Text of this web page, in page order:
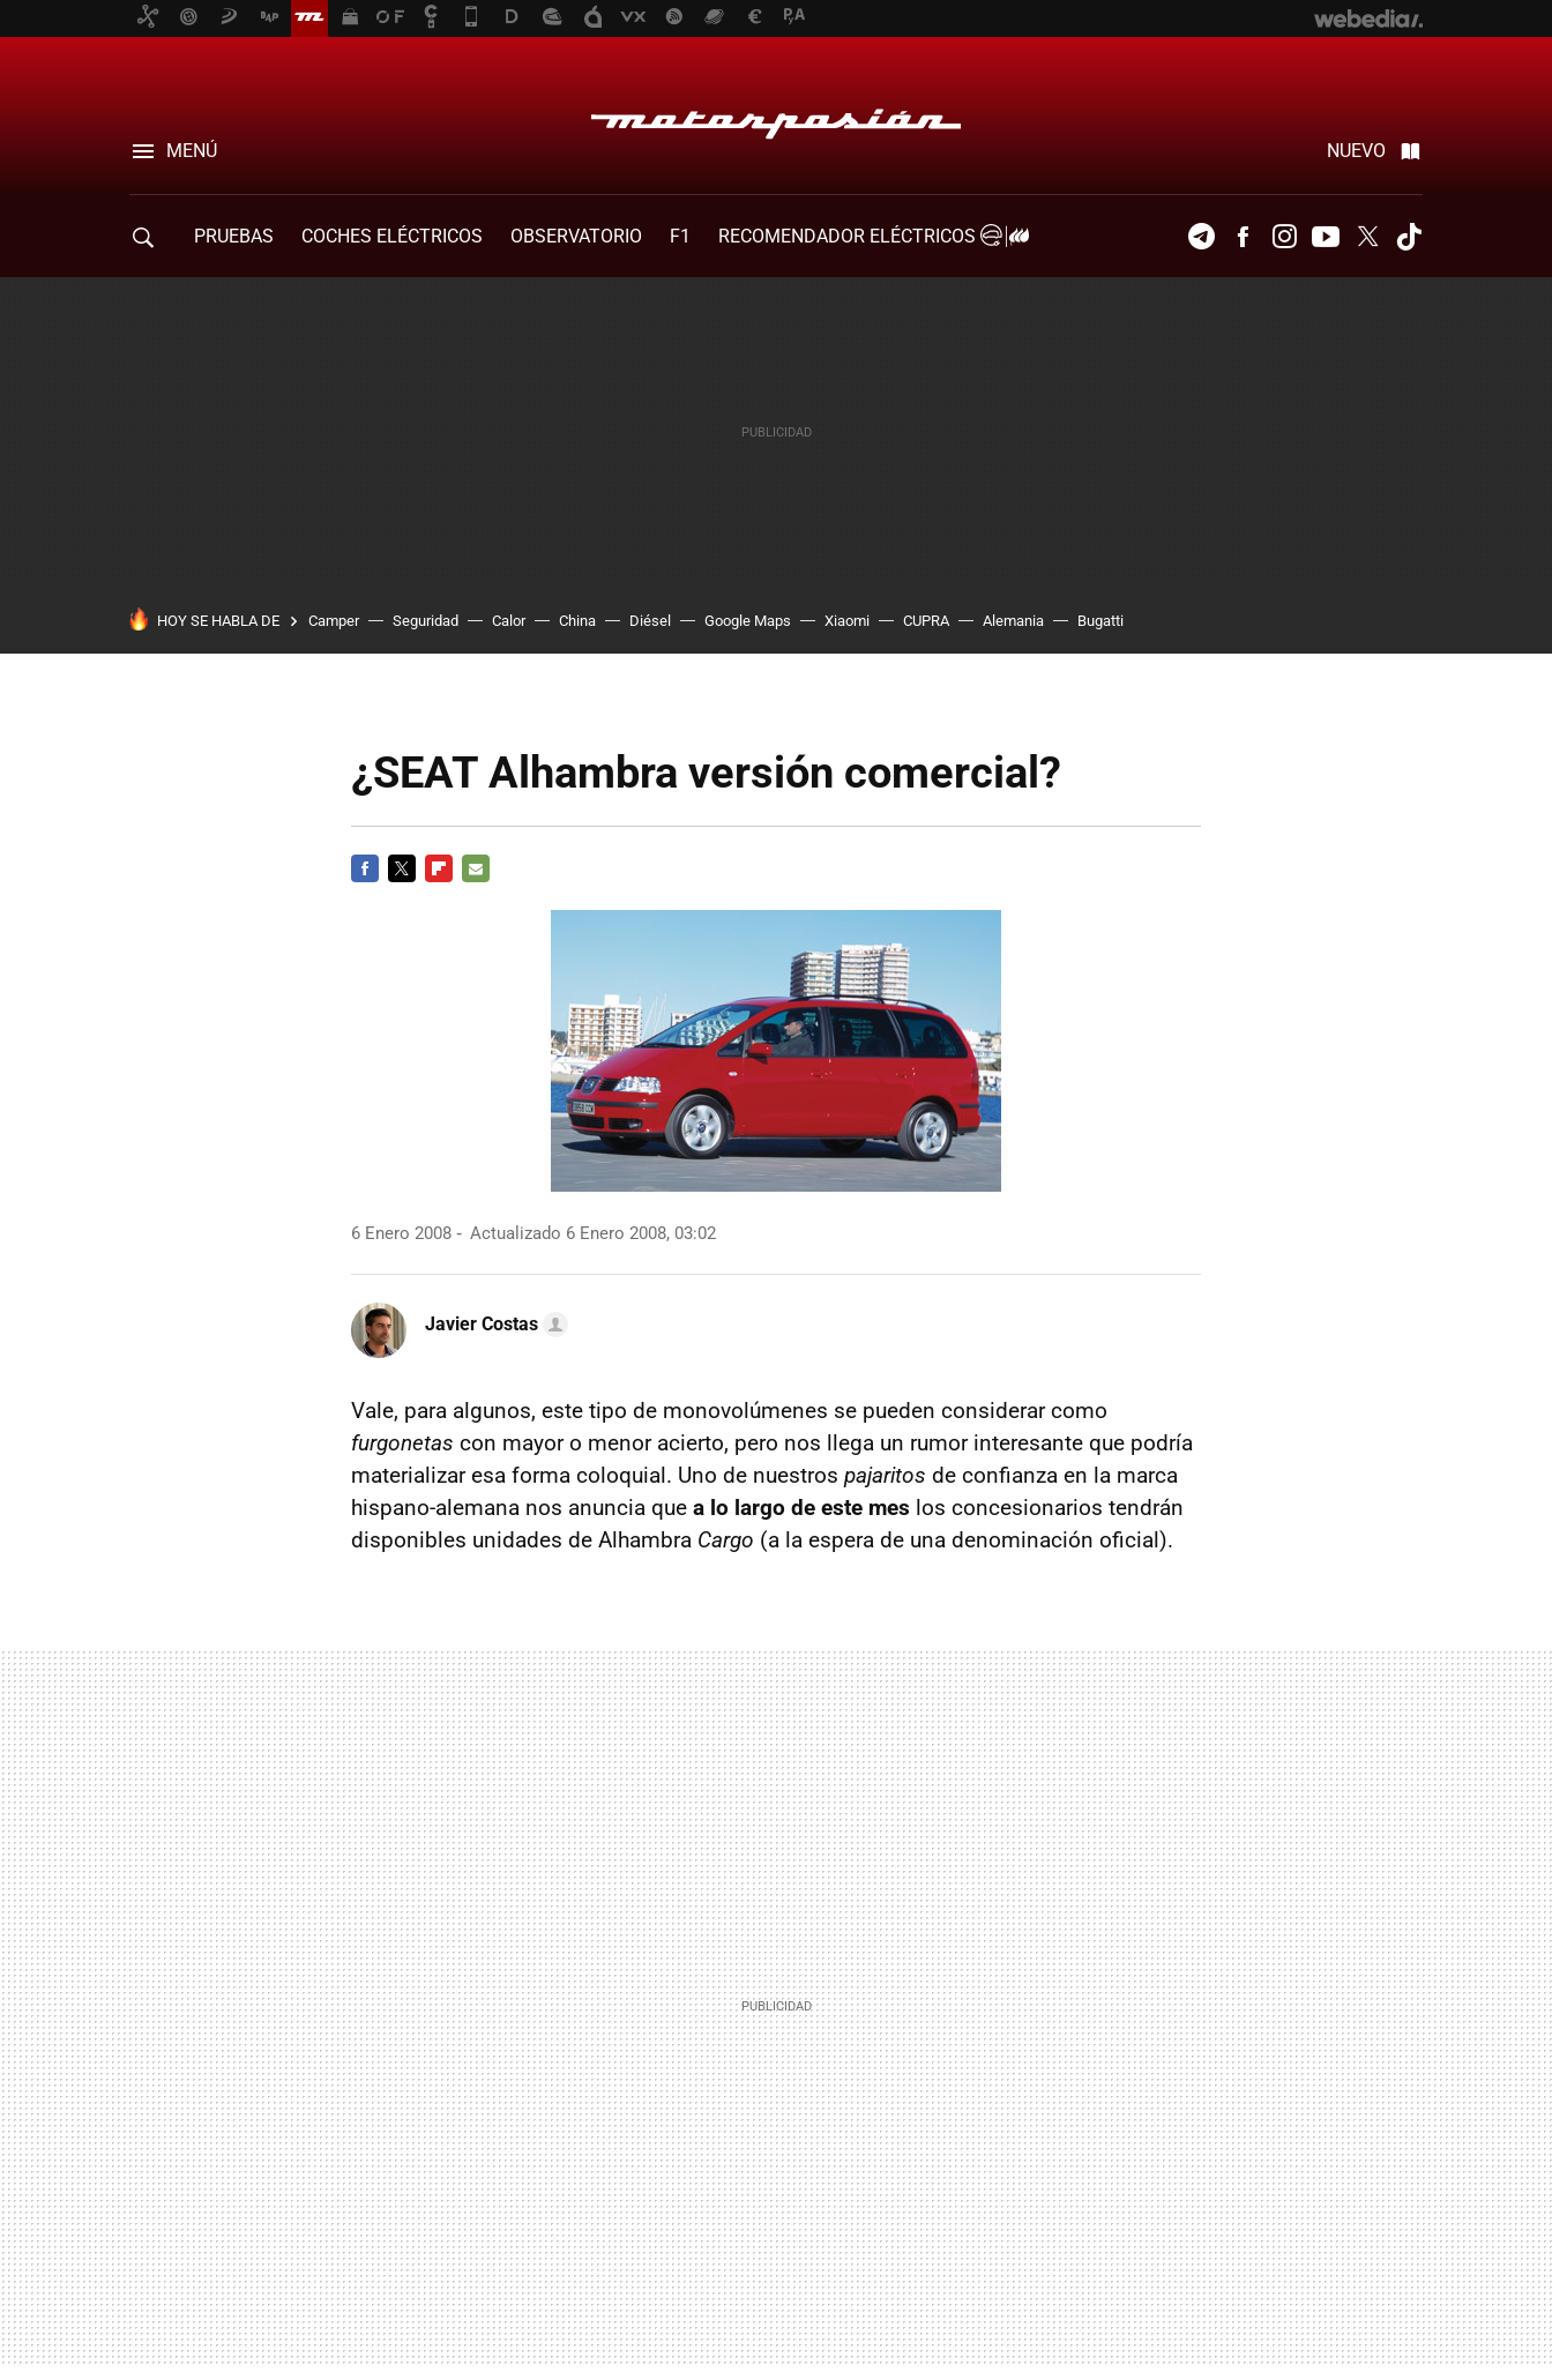
MENÚ NUEVO
PRUEBAS COCHES ELÉCTRICOS OBSERVATORIO F1
RECOMENDADOR ELÉCTRICOS
TelegramFacebookInstagramYoutubeTwitter
HOY SE HABLA DE Camper Seguridad Calor China Diésel Google Maps Xiaomi CUPRA Alemania Bugatti
¿SEAT Alhambra versión comercial?
6 Enero 2008 Actualizado 6 Enero 2008, 03:02
Javier Costas
Vale, para algunos, este tipo de monovolúmenes se pueden considerar como
furgonetas con mayor o menor acierto, pero nos llega un rumor interesante que podría
materializar esa forma coloquial. Uno de nuestros pajaritos de confianza en la marca
hispano-alemana nos anuncia que a lo largo de este mes los concesionarios tendrán
disponibles unidades de Alhambra Cargo (a la espera de una denominación oficial).